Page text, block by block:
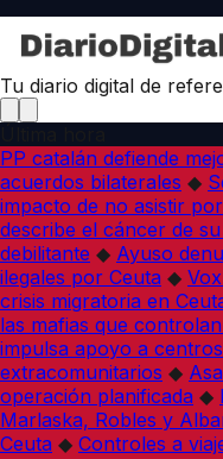
Tu diario digital de
PP catalán defiende
acuerdos bilaterales ◆
impacto de no asistir
describe el cáncer de
debilitante ◆ Ayuso
ilegales por Ceuta ◆
crisis migratoria en
las mafias que
impulsa apoyo a
extracomunitarios ◆
operación planificada ◆
Marlaska, Robles y
Ceuta ◆ Controles a